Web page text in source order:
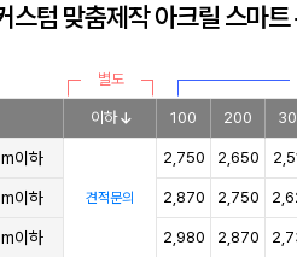
스텀 맞춤제작 아크릴 스마트
별도
이하 100 200
이하
견적문의
2,750 2,650
이하 2,870 2,750
이하 2,980 2,870